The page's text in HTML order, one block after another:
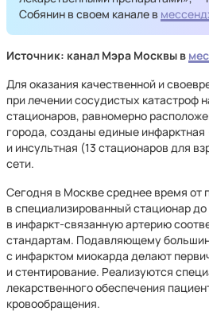
Собянин в своем канале в
Источник: канал Мэра Москвы в
Для оказания качественной и
при лечении сосудистых катастроф
стационаров, равномерно
города, созданы единые инфарктная
и инсультная (13 стационаров для
сети.
Сегодня в Москве среднее время от
в специализированный стационар
в инфаркт-связанную артерию
стандартам. Подавляющему
с инфарктом миокарда делают
и стентирование. Реализуются
лекарственного обеспечения
кровообращения.